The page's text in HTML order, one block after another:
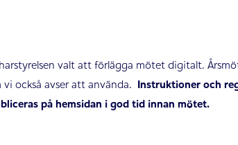
valt att förlägga mötet digitalt.
också avser att använda. Instruktioner och
på hemsidan i god tid innan mötet.